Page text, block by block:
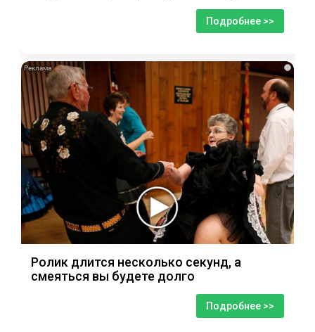
Подробнее >>
i
Ролик длится несколько секунд, а
смеяться вы будете долго
Подробнее >>